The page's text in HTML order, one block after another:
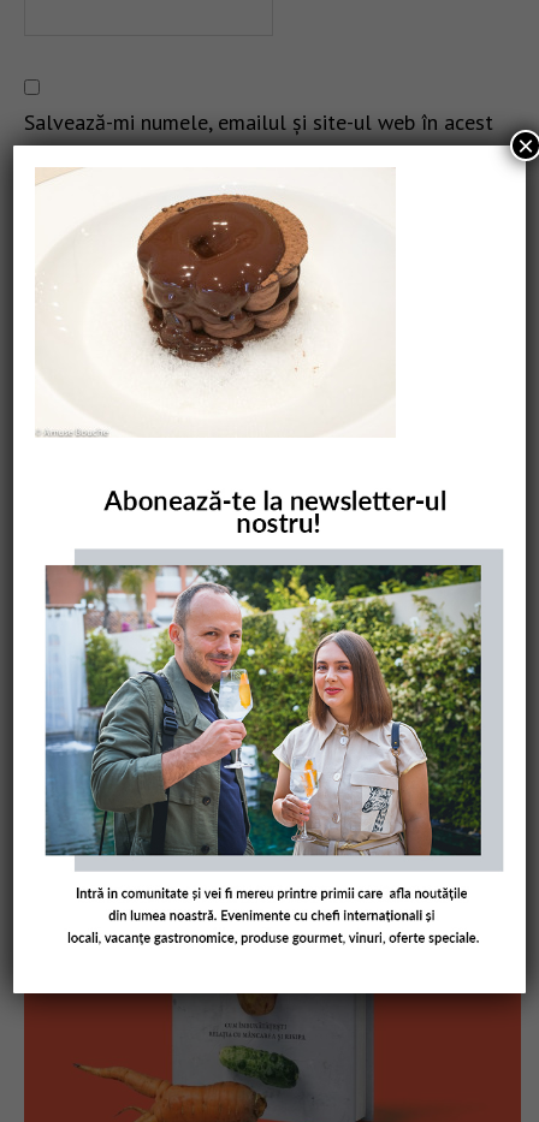
Salvează-mi numele, emailul și site-ul web în acest
COMANDĂ CARTEA NOASTRĂ
×